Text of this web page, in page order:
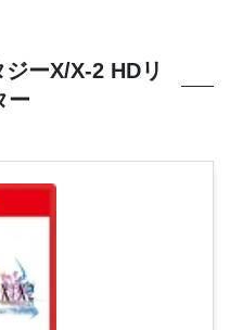
ーX/X-2 HDリ
ー